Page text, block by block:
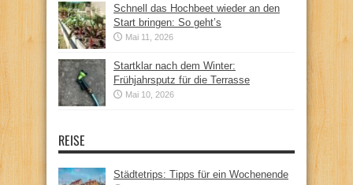
Schnell das Hochbeet wieder an den
Start bringen: So geht’s
Mai 11, 2026
Startklar nach dem Winter:
Frühjahrsputz für die Terrasse
Mai 10, 2026
REISE
Städtetrips: Tipps für ein Wochenende